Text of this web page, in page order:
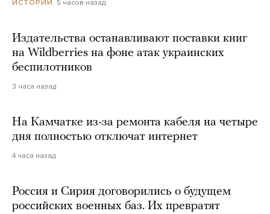
ИСТОРИИ 5 часов назад
Издательства останавливают поставки книг
на Wildberries на фоне атак украинских
беспилотников
3 часа назад
На Камчатке из-за ремонта кабеля на четыре
дня полностью отключат интернет
4 часа назад
Россия и Сирия договорились о будущем
российских военных баз. Их превратят